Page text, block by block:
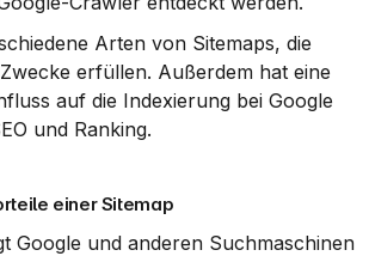
Arten von Sitemaps, die
erfüllen. Außerdem hat eine
auf die Indexierung bei Google
und Ranking.
einer Sitemap
Google und anderen Suchmaschinen